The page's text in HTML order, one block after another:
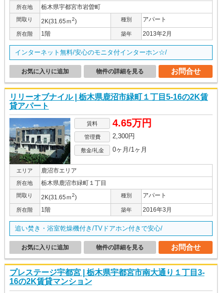
所在地 栃木県宇都宮市岩曽町
間取り 2K(31.65ｍ2) 種別 アパート
所在階 1階 築年 2013年2月
インターネット無料/安心のモニタ付インターホン☆/
お問合せ
物件の詳細を見る
お気に入りに追加
リリーオブナイル | 栃木県鹿沼市緑町１丁目5-16の2K賃
貸アパート
賃料 4.65万円
管理費 2,300円
敷金/礼金 0ヶ月/1ヶ月
エリア 鹿沼市エリア
所在地 栃木県鹿沼市緑町１丁目
間取り 2K(31.65ｍ2) 種別 アパート
所在階 1階 築年 2016年3月
追い焚き・浴室乾燥機付き/TVドアホン付きで安心/
お問合せ
物件の詳細を見る
お気に入りに追加
プレステージ宇都宮 | 栃木県宇都宮市南大通り１丁目3-
16の2K賃貸マンション